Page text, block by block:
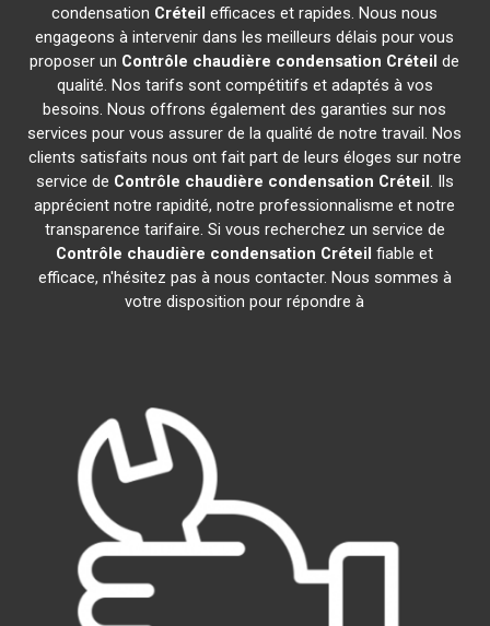
condensation Créteil efficaces et rapides. Nous nous
engageons à intervenir dans les meilleurs délais pour vous
proposer un Contrôle chaudière condensation Créteil de
qualité. Nos tarifs sont compétitifs et adaptés à vos
besoins. Nous offrons également des garanties sur nos
services pour vous assurer de la qualité de notre travail. Nos
clients satisfaits nous ont fait part de leurs éloges sur notre
service de Contrôle chaudière condensation Créteil. Ils
apprécient notre rapidité, notre professionnalisme et notre
transparence tarifaire. Si vous recherchez un service de
Contrôle chaudière condensation Créteil fiable et
efficace, n'hésitez pas à nous contacter. Nous sommes à
votre disposition pour répondre à